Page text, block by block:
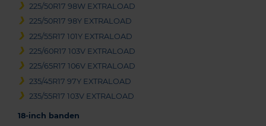
225/50R17 98W EXTRALOAD
225/50R17 98Y EXTRALOAD
225/55R17 101Y EXTRALOAD
225/60R17 103V EXTRALOAD
225/65R17 106V EXTRALOAD
235/45R17 97Y EXTRALOAD
235/55R17 103V EXTRALOAD
18-inch banden